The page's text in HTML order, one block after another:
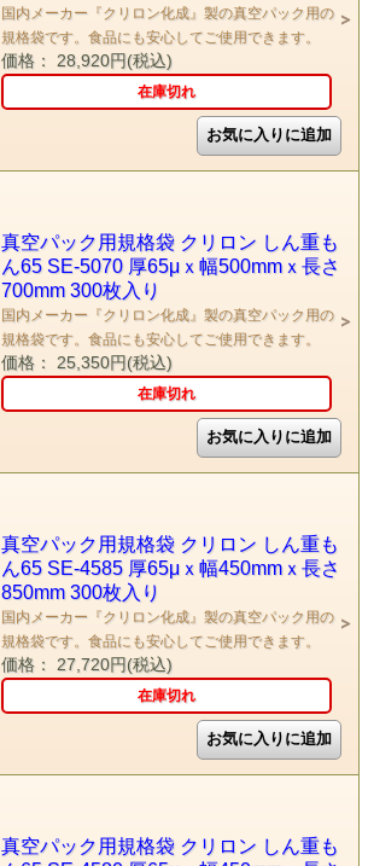
国内メーカー『クリロン化成』製の真空パック用の
規格袋です。食品にも安心してご使用できます。
価格： 28,920円(税込)
在庫切れ
真空パック用規格袋 クリロン しん重も
ん65 SE-5070 厚65μｘ幅500mmｘ長さ
700mm 300枚入り
国内メーカー『クリロン化成』製の真空パック用の
規格袋です。食品にも安心してご使用できます。
価格： 25,350円(税込)
在庫切れ
真空パック用規格袋 クリロン しん重も
ん65 SE-4585 厚65μｘ幅450mmｘ長さ
850mm 300枚入り
国内メーカー『クリロン化成』製の真空パック用の
規格袋です。食品にも安心してご使用できます。
価格： 27,720円(税込)
在庫切れ
真空パック用規格袋 クリロン しん重も